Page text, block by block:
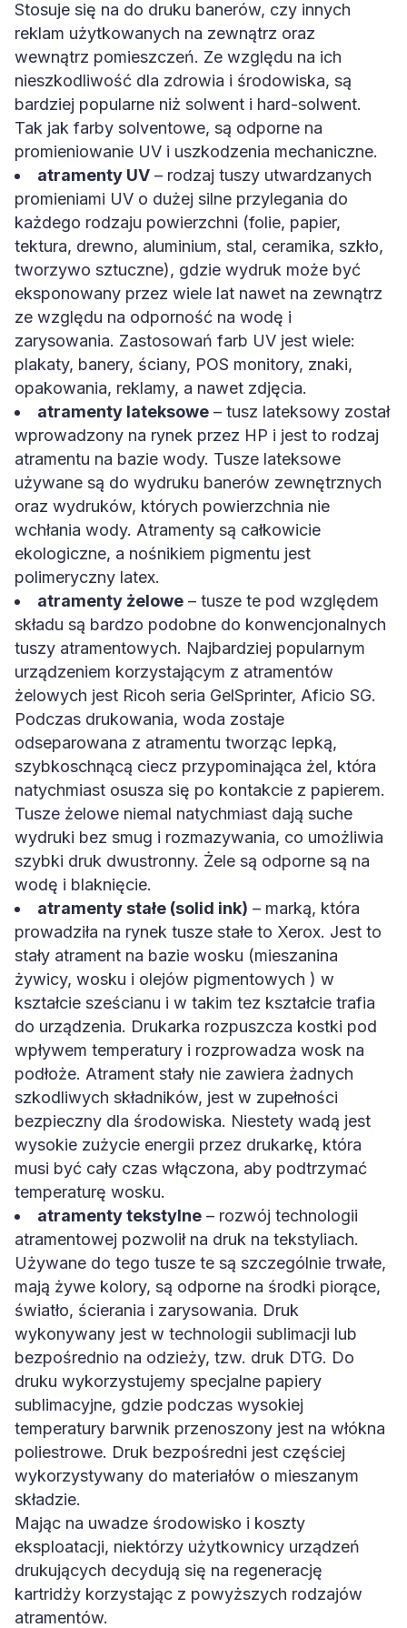
Stosuje się na do druku banerów, czy innych
reklam użytkowanych na zewnątrz oraz
wewnątrz pomieszczeń. Ze względu na ich
nieszkodliwość dla zdrowia i środowiska, są
bardziej popularne niż solwent i hard-solwent.
Tak jak farby solventowe, są odporne na
promieniowanie UV i uszkodzenia mechaniczne.
atramenty UV – rodzaj tuszy utwardzanych
promieniami UV o dużej silne przylegania do
każdego rodzaju powierzchni (folie, papier,
tektura, drewno, aluminium, stal, ceramika, szkło,
tworzywo sztuczne), gdzie wydruk może być
eksponowany przez wiele lat nawet na zewnątrz
ze względu na odporność na wodę i
zarysowania. Zastosowań farb UV jest wiele:
plakaty, banery, ściany, POS monitory, znaki,
opakowania, reklamy, a nawet zdjęcia.
atramenty lateksowe – tusz lateksowy został
wprowadzony na rynek przez HP i jest to rodzaj
atramentu na bazie wody. Tusze lateksowe
używane są do wydruku banerów zewnętrznych
oraz wydruków, których powierzchnia nie
wchłania wody. Atramenty są całkowicie
ekologiczne, a nośnikiem pigmentu jest
polimeryczny latex.
atramenty żelowe – tusze te pod względem
składu są bardzo podobne do konwencjonalnych
tuszy atramentowych. Najbardziej popularnym
urządzeniem korzystającym z atramentów
żelowych jest Ricoh seria GelSprinter, Aficio SG.
Podczas drukowania, woda zostaje
odseparowana z atramentu tworząc lepką,
szybkoschnącą ciecz przypominająca żel, która
natychmiast osusza się po kontakcie z papierem.
Tusze żelowe niemal natychmiast dają suche
wydruki bez smug i rozmazywania, co umożliwia
szybki druk dwustronny. Żele są odporne są na
wodę i blaknięcie.
atramenty stałe (solid ink) – marką, która
prowadziła na rynek tusze stałe to Xerox. Jest to
stały atrament na bazie wosku (mieszanina
żywicy, wosku i olejów pigmentowych ) w
kształcie sześcianu i w takim tez kształcie trafia
do urządzenia. Drukarka rozpuszcza kostki pod
wpływem temperatury i rozprowadza wosk na
podłoże. Atrament stały nie zawiera żadnych
szkodliwych składników, jest w zupełności
bezpieczny dla środowiska. Niestety wadą jest
wysokie zużycie energii przez drukarkę, która
musi być cały czas włączona, aby podtrzymać
temperaturę wosku.
atramenty tekstylne – rozwój technologii
atramentowej pozwolił na druk na tekstyliach.
Używane do tego tusze te są szczególnie trwałe,
mają żywe kolory, są odporne na środki piorące,
światło, ścierania i zarysowania. Druk
wykonywany jest w technologii sublimacji lub
bezpośrednio na odzieży, tzw. druk DTG. Do
druku wykorzystujemy specjalne papiery
sublimacyjne, gdzie podczas wysokiej
temperatury barwnik przenoszony jest na włókna
poliestrowe. Druk bezpośredni jest częściej
wykorzystywany do materiałów o mieszanym
składzie.
Mając na uwadze środowisko i koszty
eksploatacji, niektórzy użytkownicy urządzeń
drukujących decydują się na regenerację
kartridży korzystając z powyższych rodzajów
atramentów.